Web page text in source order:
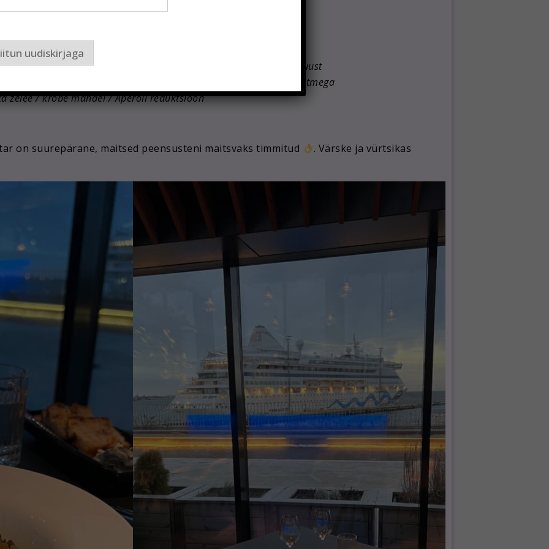
juurselleri kreem / estragoni porgand / Amarena kirsi kaste
zelee / krõbe mandel / Aperoli reduktsioon
salat / karulaugu-seedermänni seemne pesto / Andre Excellent juust
kapsas / suhkruherne-rohelise sibula salat / valge veini-miso kastmega
zelee / krõbe mandel / Aperoli reduktsioon
on suurepärane, maitsed peensusteni maitsvaks timmitud
. Värske ja vürtsikas
uudiskirjaga